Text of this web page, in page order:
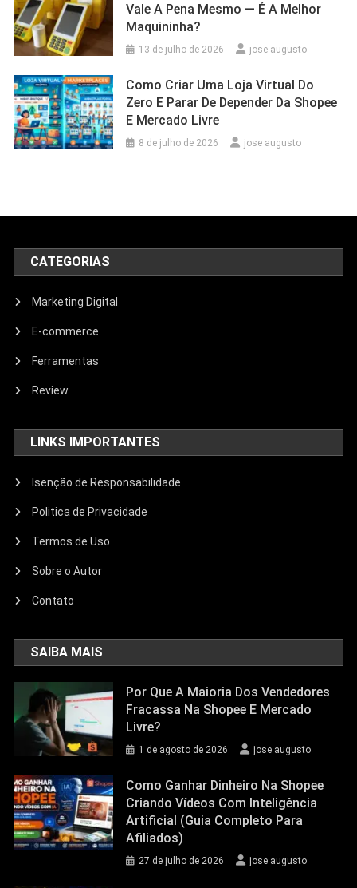
Vale A Pena Mesmo — É A Melhor
Maquininha?
13 de julho de 2026 jose augusto
Como Criar Uma Loja Virtual Do
Zero E Parar De Depender Da Shopee
E Mercado Livre
8 de julho de 2026 jose augusto
CATEGORIAS
Marketing Digital
E-commerce
Ferramentas
Review
LINKS IMPORTANTES
Isenção de Responsabilidade
Politica de Privacidade
Termos de Uso
Sobre o Autor
Contato
SAIBA MAIS
Por Que A Maioria Dos Vendedores
Fracassa Na Shopee E Mercado
Livre?
1 de agosto de 2026 jose augusto
Como Ganhar Dinheiro Na Shopee
Criando Vídeos Com Inteligência
Artificial (Guia Completo Para
Afiliados)
27 de julho de 2026 jose augusto